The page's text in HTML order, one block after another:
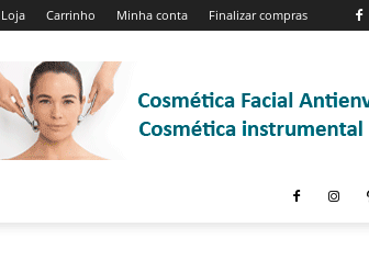
Loja Carrinho Minha conta Finalizar compras